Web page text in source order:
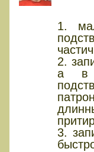
1.
2.
а в
3.